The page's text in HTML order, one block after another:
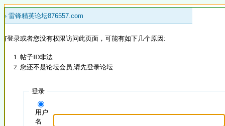
» 雷锋精英论坛876557.com
登录或者您没有权限访问此页面，可能有如下几个原因:
帖子ID非法
您还不是论坛会员,请先登录论坛
登录
用户
名